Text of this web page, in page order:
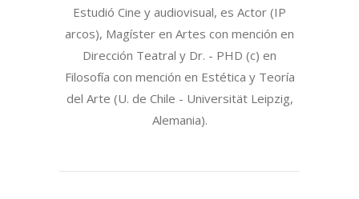
Estudió Cine y audiovisual, es Actor (IP
arcos), Magíster en Artes con mención en
Dirección Teatral y Dr. - PHD (c) en
Filosofía con mención en Estética y Teoría
del Arte (U. de Chile - Universität Leipzig,
Alemania).